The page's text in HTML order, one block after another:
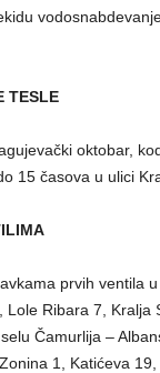
TESLE
oktobar,
15 časova u ulici
prvih ventila
Ribara 7, Kralja
Čamurlija –
1, Katićeva